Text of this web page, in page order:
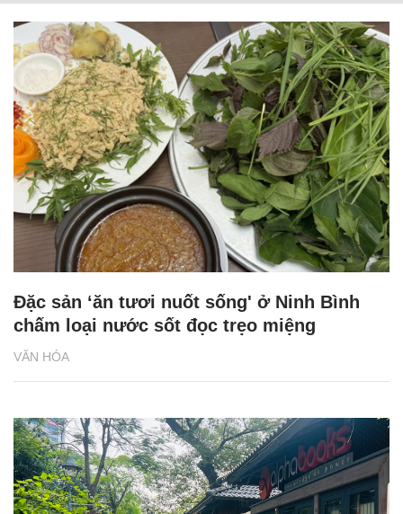
VĂN HÓA
Đặc sản ‘ăn tươi nuốt sống' ở Ninh Bình
chấm loại nước sốt đọc trẹo miệng